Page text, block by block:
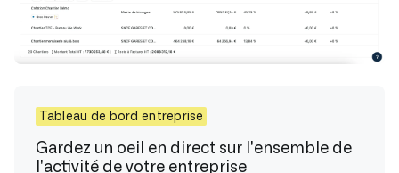
Tableau de bord entreprise
Gardez un oeil en direct sur l'ensemble de
l'activité de votre entreprise